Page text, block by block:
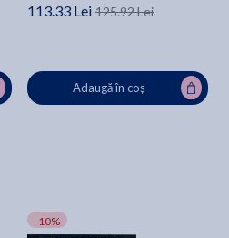
113.33 Lei 125.92 Lei
Adaugă în coș
-10%